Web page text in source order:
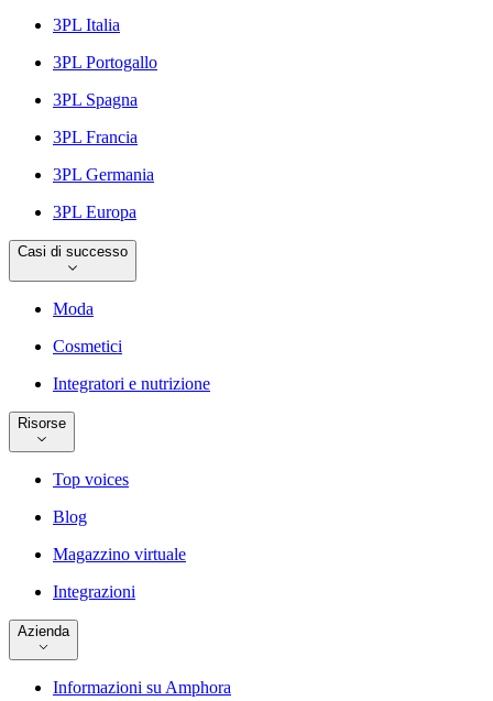
3PL Italia
3PL Portogallo
3PL Spagna
3PL Francia
3PL Germania
3PL Europa
Casi di successo
Moda
Cosmetici
Integratori e nutrizione
Risorse
Top voices
Blog
Magazzino virtuale
Integrazioni
Azienda
Informazioni su Amphora